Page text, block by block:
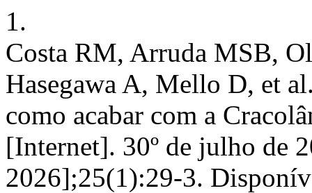
1.
Costa RM, Arruda MSB,
Hasegawa A, Mello D, et
como acabar com a
[Internet]. 30º de julho de
2026];25(1):29-3.